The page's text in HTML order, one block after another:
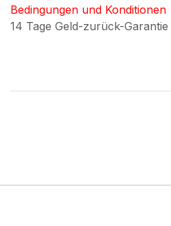
Bedingungen und Konditionen
14 Tage Geld-zurück-Garantie